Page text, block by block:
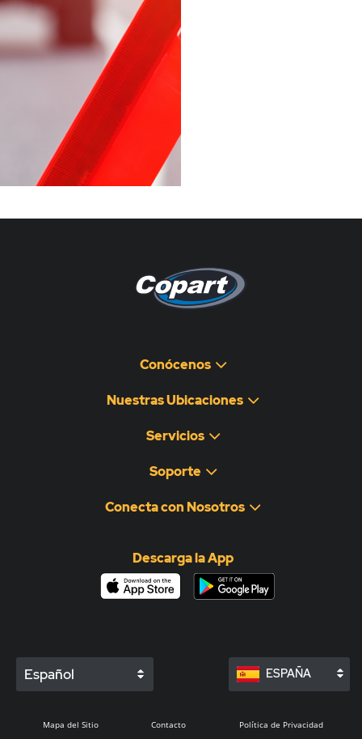
せん
Pagina non disponibile
هذه الصفحة غير متوفرة
Conócenos
Nuestras Ubicaciones
Servicios
Soporte
Conecta con Nosotros
Descarga la App
Español ESPAÑA
Mapa del Sitio Contacto Política de Privacidad